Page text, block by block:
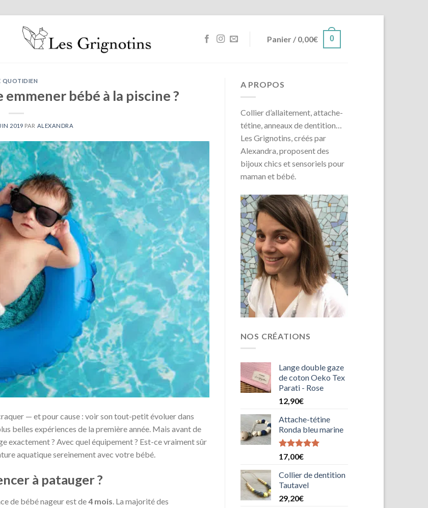
Panier / 0,00€ 0
QUOTIDIEN
emmener bébé à la piscine ?
2019 PAR ALEXANDRA
— et pour cause : voir son tout-petit évoluer dans
belles expériences de la première année. Mais avant de
exactement ? Avec quel équipement ? Est-ce vraiment sûr
aquatique sereinement avec votre bébé.
à patauger ?
de bébé nageur est de4 mois. La majorité des
A PROPOS
Collier d’allaitement, attache-
tétine, anneaux de dentition…
Les Grignotins, créés par
Alexandra, proposent des
bijoux chics et sensoriels pour
maman et bébé.
NOS CRÉATIONS
Lange double gaze
de coton Oeko Tex
Parati - Rose
12,90€
Attache-tétine
Ronda bleu marine
Note5.00
sur 5
17,00€
Collier de dentition
Tautavel
29,20€